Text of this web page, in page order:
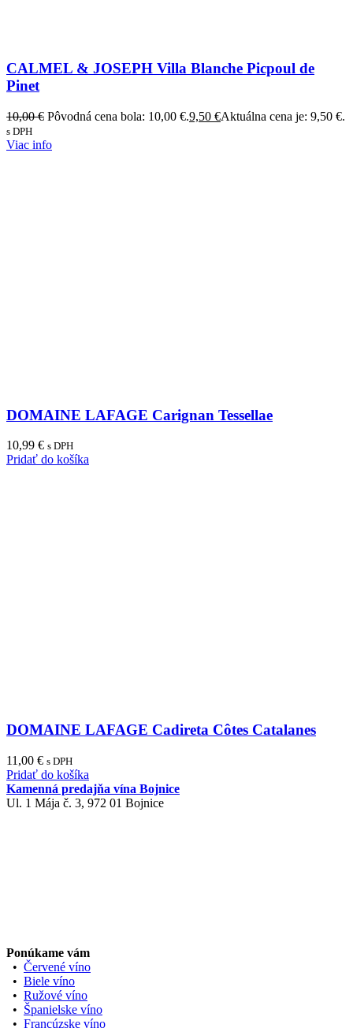
CALMEL & JOSEPH Villa Blanche Picpoul de
Pinet
10,00€ Pôvodná cena bola: 10,00 €.9,50 €Aktuálna cena je: 9,50 €.
s DPH
Viac info
DOMAINE LAFAGE Carignan Tessellae
10,99 € s DPH
Pridať do košíka
DOMAINE LAFAGE Cadireta Côtes Catalanes
11,00 € s DPH
Pridať do košíka
Kamenná predajňa vína Bojnice
Ul. 1 Mája č. 3, 972 01 Bojnice
Ponúkame vám
• Červené víno
• Biele víno
• Ružové víno
• Španielske víno
• Francúzske víno